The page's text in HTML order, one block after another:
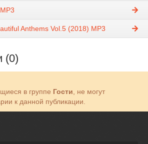
Anthems Vol.5 (2018) MP3
(0)
в группе Гости, не могут
к данной публикации.